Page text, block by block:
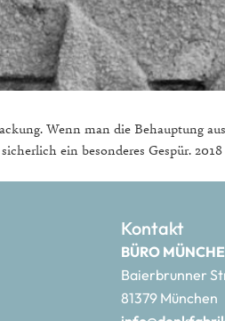
Wenn man die Behauptung
ein besonderes Gespür.
Kontakt
BÜRO
Baierbrunner
81379 München